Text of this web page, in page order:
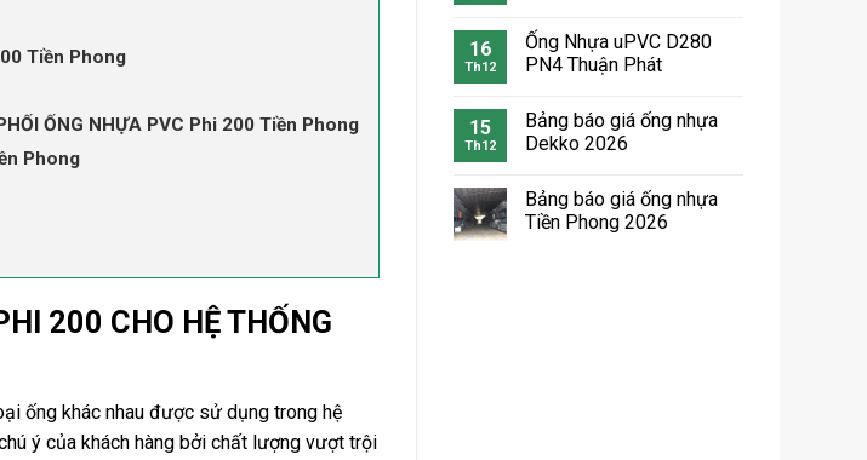
Tiền Phong
ỐNG NHỰA PVC Phi 200 Tiền Phong
Phong
200 CHO HỆ THỐNG
ống khác nhau được sử dụng trong hệ
ý của khách hàng bởi chất lượng vượt trội
16
Th12
Ống Nhựa uPVC D280
PN4 Thuận Phát
15
Th12
Bảng báo giá ống nhựa
Dekko 2026
Bảng báo giá ống nhựa
Tiền Phong 2026